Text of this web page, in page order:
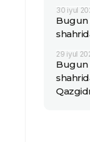
30 iyul
Bugun
29 iyul
Bugun